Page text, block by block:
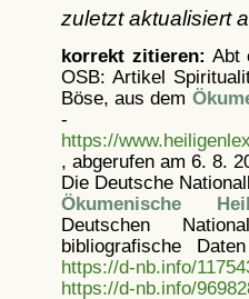
zuletzt aktualisiert
korrekt zitieren: Abt
OSB: Artikel
Böse, aus dem
-
https://
, abgerufen am 6. 8.
Die Deutsche
Ökumenische
Deutschen
bibliografische
https://d-nb.info/
https://d-nb.info/